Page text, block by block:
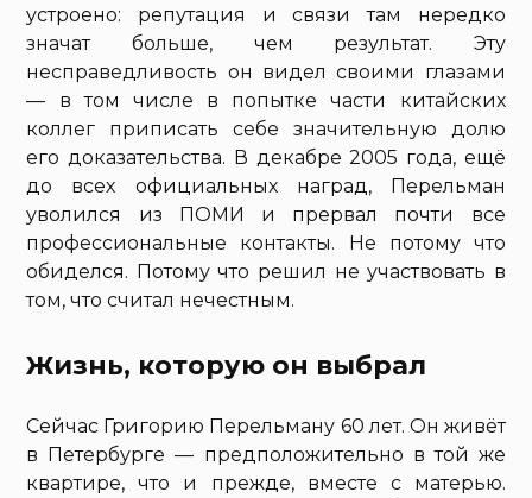
устроено: репутация и связи там нередко
значат больше, чем результат. Эту
несправедливость он видел своими глазами
— в том числе в попытке части китайских
коллег приписать себе значительную долю
его доказательства. В декабре 2005 года, ещё
до всех официальных наград, Перельман
уволился из ПОМИ и прервал почти все
профессиональные контакты. Не потому что
обиделся. Потому что решил не участвовать в
том, что считал нечестным.
Жизнь, которую он выбрал
Сейчас Григорию Перельману 60 лет. Он живёт
в Петербурге — предположительно в той же
квартире, что и прежде, вместе с матерью.